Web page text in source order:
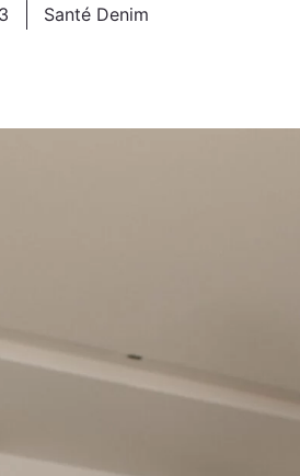
Santé Denim